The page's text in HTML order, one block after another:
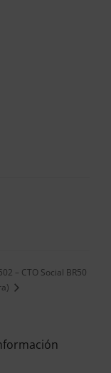
– CTO Social BR50